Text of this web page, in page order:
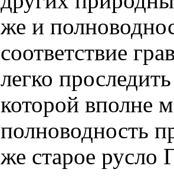
же и
соответствие
легко
которой вполне
полноводность
же старое русло